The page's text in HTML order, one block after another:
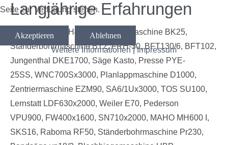
Langjährige Erfahrungen
Behringer KS22H4, Ständerbohrmaschine BK25,
Ständerbohrmaschine BT2, FRH-30, BFT130/6, BFT102,
Jungenthal DKE1700, Säge Kasto, Presse PYE-
25SS, WNC700Sx3000, Planlappmaschine D1000,
Zentriermaschine EZM90, SA6/1Ux3000, TOS SU100,
Lernstatt LDF630x2000, Weiler E70, Pederson
VPU900, FW400x1600, SN710x2000, MAHO MH600 I,
SKS16, Raboma RF50, Ständerbohrmaschine Pr230,
Seite zur Verfügung stehen.
Akzeptieren
Ablehnen
Weitere Informationen|Impressum